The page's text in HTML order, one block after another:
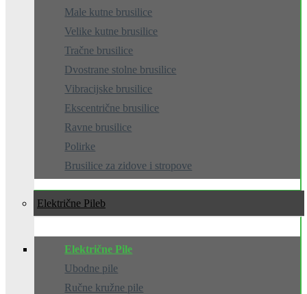
Male kutne brusilice
Velike kutne brusilice
Tračne brusilice
Dvostrane stolne brusilice
Vibracijske brusilice
Ekscentrične brusilice
Ravne brusilice
Polirke
Brusilice za zidove i stropove
Električne Pile
Električne Pile
Ubodne pile
Ručne kružne pile